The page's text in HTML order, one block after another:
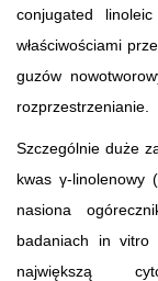
conjugated
właściwościami
guzów
rozprzestrzenianie.
Szczególnie duże
kwas γ-linolenowy
nasiona
badaniach in vitro
największą